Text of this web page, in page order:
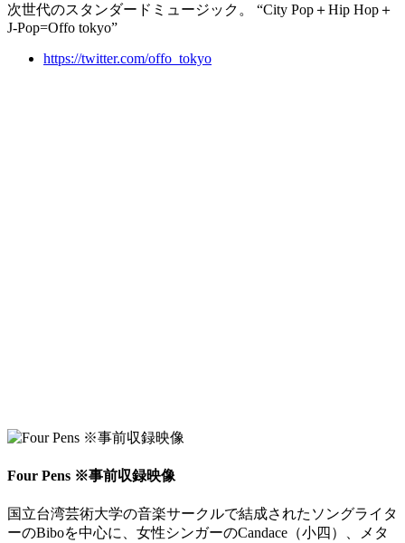
次世代のスタンダードミュージック。 “City Pop＋Hip Hop＋
J-Pop=Offo tokyo”
https://twitter.com/offo_tokyo
Four Pens ※事前収録映像
国立台湾芸術大学の音楽サークルで結成されたソングライタ
ーのBiboを中心に、女性シンガーのCandace（小四）、メタ